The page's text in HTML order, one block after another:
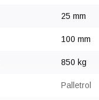
25 mm
100 mm
850 kg
Palletrol